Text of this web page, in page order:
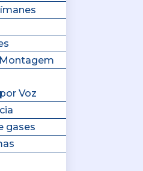
Voz
gases